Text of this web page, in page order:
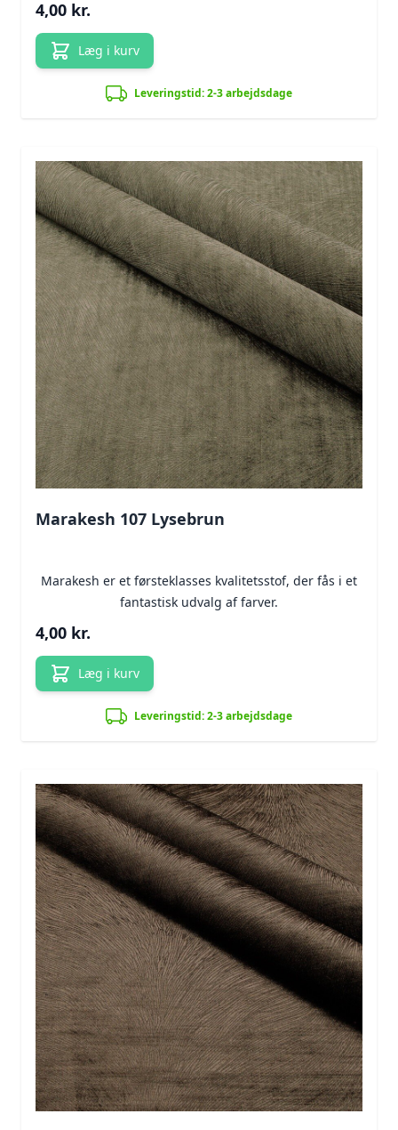
4,00 kr.
Læg i kurv
Leveringstid: 2-3 arbejdsdage
Marakesh 107 Lysebrun
Marakesh er et førsteklasses kvalitetsstof, der fås i et
fantastisk udvalg af farver.
4,00 kr.
Læg i kurv
Leveringstid: 2-3 arbejdsdage